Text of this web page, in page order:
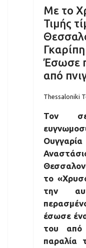
Με το
Τιμής
Έσωσε
από
Thessaloniki
Τον
το
την
έσωσε
του από
παραλία